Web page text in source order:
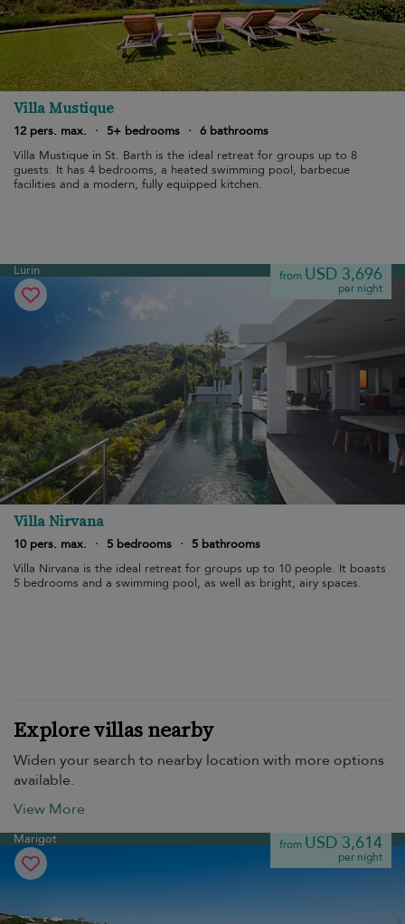
Villa Mustique
12 pers. max. · 5+ bedrooms · 6 bathrooms
Villa Mustique in St. Barth is the ideal retreat for groups up to 8
guests. It has 4 bedrooms, a heated swimming pool, barbecue
facilities and a modern, fully equipped kitchen.
Lurin from USD 3,696
per night
Villa Nirvana
10 pers. max. · 5 bedrooms ·
5 bathrooms
Villa Nirvana is the ideal retreat for groups up to 10 people. It boasts
5 bedrooms and a swimming pool, as well as bright, airy spaces.
Explore villas nearby
Widen your search to nearby location with more options
available.
View More
Marigot from USD 3,614
per night